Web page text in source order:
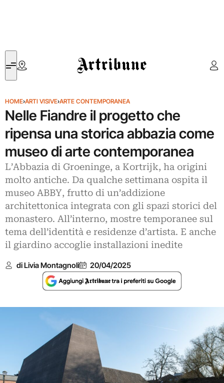
Artribune
HOME›ARTI VISIVE›ARTE CONTEMPORANEA
Nelle Fiandre il progetto che
ripensa una storica abbazia come
museo di arte contemporanea
L’Abbazia di Groeninge, a Kortrijk, ha origini
molto antiche. Da qualche settimana ospita il
museo ABBY, frutto di un’addizione
architettonica integrata con gli spazi storici del
monastero. All’interno, mostre temporanee sul
tema dell’identità e residenze d’artista. E anche
il giardino accoglie installazioni inedite
di Livia Montagnoli 20/04/2025